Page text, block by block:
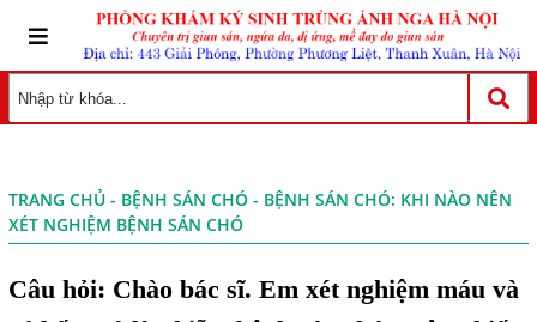
TRANG CHỦ- BỆNH SÁN CHÓ- BỆNH SÁN CHÓ: KHI NÀO NÊN
XÉT NGHIỆM BỆNH SÁN CHÓ
Câu hỏi: Chào bác sĩ. Em xét nghiệm máu và